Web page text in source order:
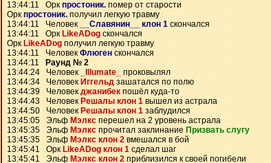
13:44:11 Орк простоник. помер от старости
Оркпростоник. получил легкую травму
13:44:11 Человек
__Славянин__ клон 1 скончался
13:44:11 Орк LikeADog скончался
Орк LikeADog получил легкую травму
13:44:11 Человек Флюген скончался
13:44:11
Раунд № 2
13:44:24 Человек
_Illumate_
проковылял
13:44:34 Человек Иггельд зашатался по полю
13:44:39 Человекджанибек пошёл куда-то
13:44:43 Человек Решалы клон 1 вышел из астрала
13:44:50 Человек Решалы клон 1 заблудился
13:45:05 Эльф Мэлкс перешел на 2 уровень астрала
13:45:35 Эльф Мэлкс прочитал заклинание Призвать слугу
13:45:35 Эльф Мэлкс клон 2 вмешался в бой
13:45:41 Орк LikeADog клон 1 сделал шаг
13:45:41 Эльф Мэлкс клон 2 приблизился к своей погибели